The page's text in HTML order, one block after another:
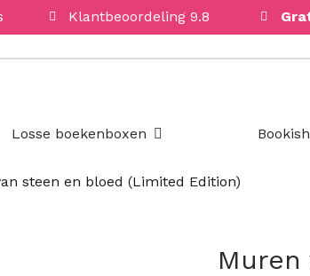
Klantbeoordeling 9.8
Losse boekenboxen Open Losse
steen en bloed (Limited Edition)